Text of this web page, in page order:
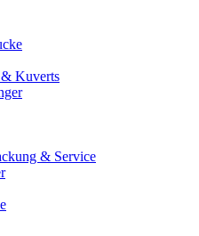
Kuverts
& Service